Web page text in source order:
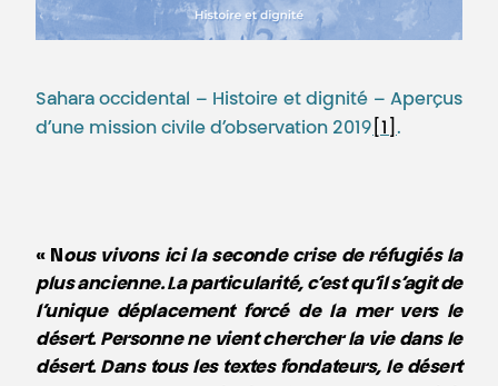
Sahara occidental – Histoire et dignité – Aperçus
d’une mission civile d’observation 2019 [1] .
« Nous vivons ici la seconde crise de réfugiés la
plus ancienne. La particularité, c’est qu’il s’agit de
l’unique déplacement forcé de la mer vers le
désert. Personne ne vient chercher la vie dans le
désert. Dans tous les textes fondateurs, le désert